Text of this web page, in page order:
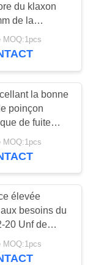
40
du klaxon
de la
20KHZ facile à
MOQ:1pcs
la bonne
poinçon
de fuite
de klaxon
MOQ:1pcs
élevée
besoins du
20 Unf de
soudure
de Geogrid
MOQ:1pcs